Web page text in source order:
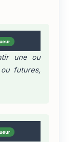
une ou
futures,